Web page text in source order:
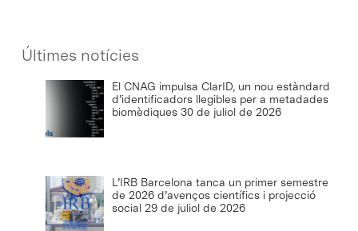
Últimes notícies
El CNAG impulsa ClarID, un nou estàndard
d’identificadors llegibles per a metadades
biomèdiques 30 de juliol de 2026
L’IRB Barcelona tanca un primer semestre
de 2026 d’avenços científics i projecció
social 29 de juliol de 2026